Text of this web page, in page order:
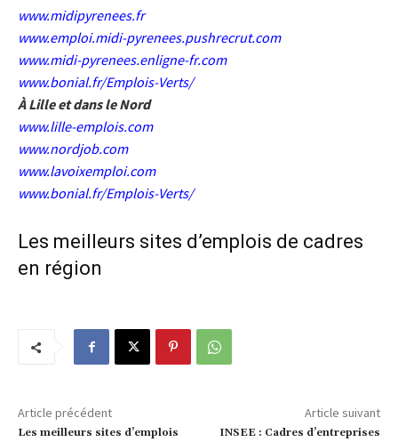
www.midipyrenees.fr
www.emploi.midi-pyrenees.pushrecrut.com
www.midi-pyrenees.enligne-fr.com
www.bonial.fr/Emplois-Verts/
À Lille et dans le Nord
www.lille-emplois.com
www.nordjob.com
www.lavoixemploi.com
www.bonial.fr/Emplois-Verts/
Les meilleurs sites d’emplois de cadres
en région
Article précédent
Les meilleurs sites d’emplois
Article suivant
INSEE : Cadres d’entreprises